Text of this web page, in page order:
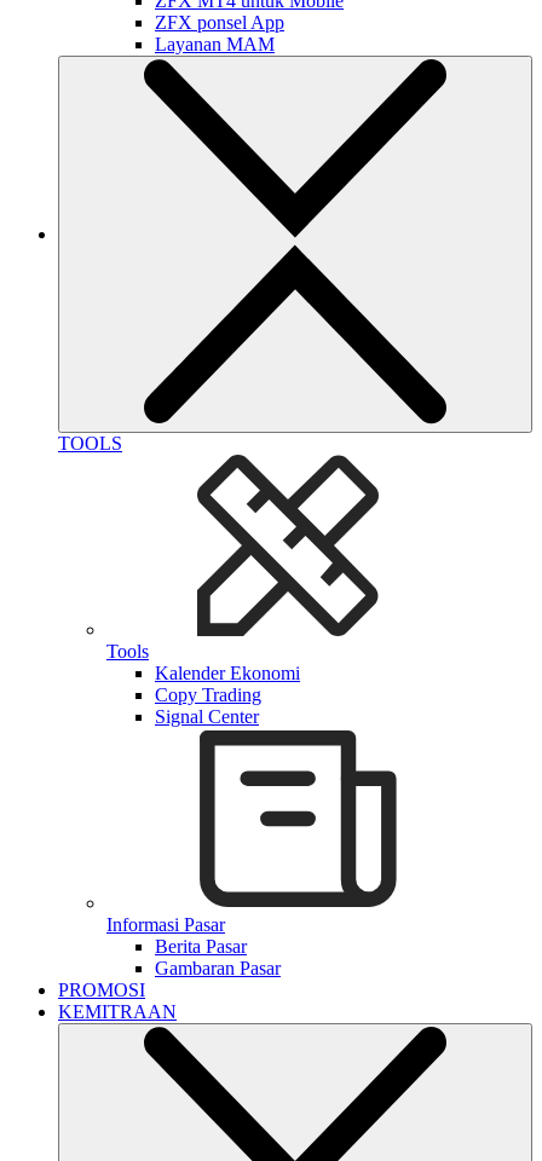
ZFX ponsel App
Layanan MAM
TOOLS
Tools
Kalender Ekonomi
Copy Trading
Signal Center
Informasi Pasar
Berita Pasar
Gambaran Pasar
PROMOSI
KEMITRAAN